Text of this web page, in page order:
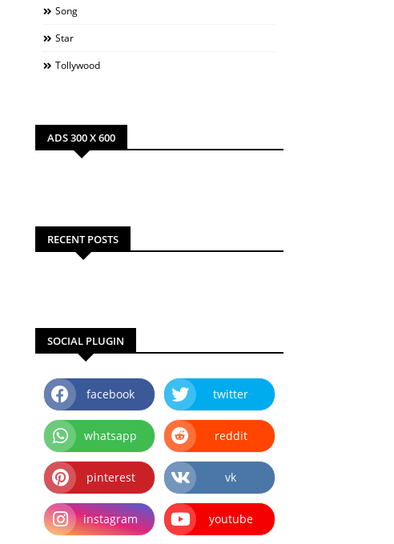
Song
Star
Tollywood
ADS 300 X 600
RECENT POSTS
SOCIAL PLUGIN
facebook twitter
whatsapp reddit
pinterest vk
instagram youtube